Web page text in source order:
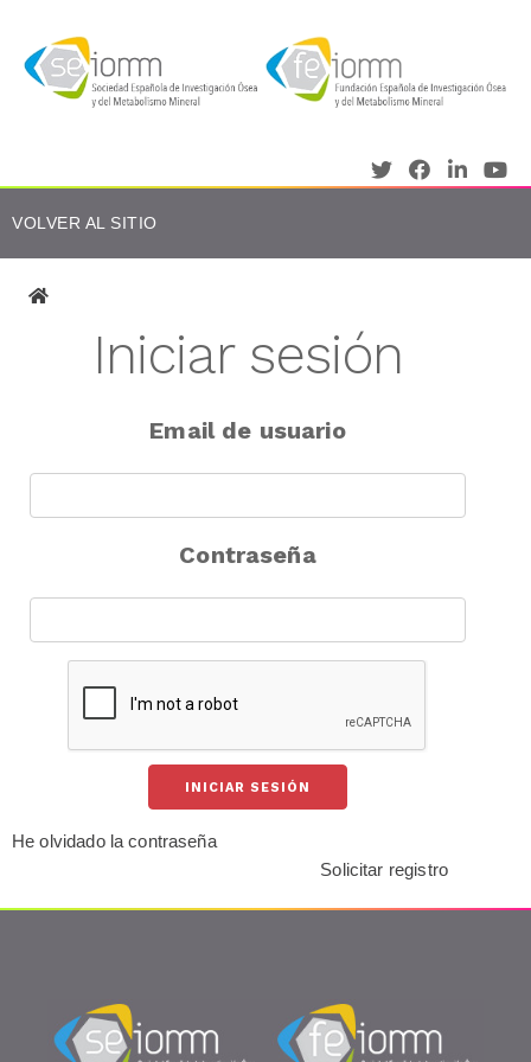
VOLVER AL SITIO
Iniciar sesión
Email de usuario
Contraseña
He olvidado la contraseña
Solicitar registro